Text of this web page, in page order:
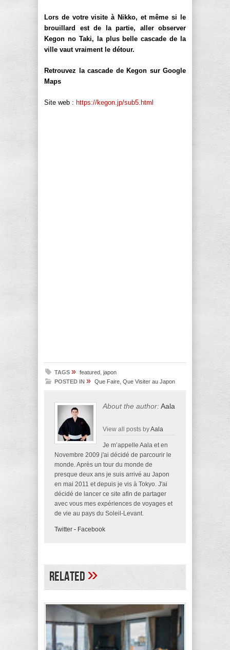
Lors de votre visite à Nikko, et même si le
brouillard est de la partie, aller observer
Kegon no Taki, la plus belle cascade de la
ville vaut vraiment le détour.
Retrouvez la cascade de Kegon sur Google
Maps
Site web : https://kegon.jp/sub5.html
TAGS » featured japon
POSTED IN » Que Faire, Que Visiter au Japon
About the author:Aala
View all posts byAala
Je m’appelle Aala et en
Novembre 2009 j'ai décidé de parcourir le
monde. Après un tour du monde de
presque deux ans je suis arrivé au Japon
en mai 2011 et depuis je vis à Tokyo. J'ai
décidé de lancer ce site afin de partager
avec vous mes expériences de voyages et
de vie au pays du Soleil-Levant.
Twitter - Facebook
Related»